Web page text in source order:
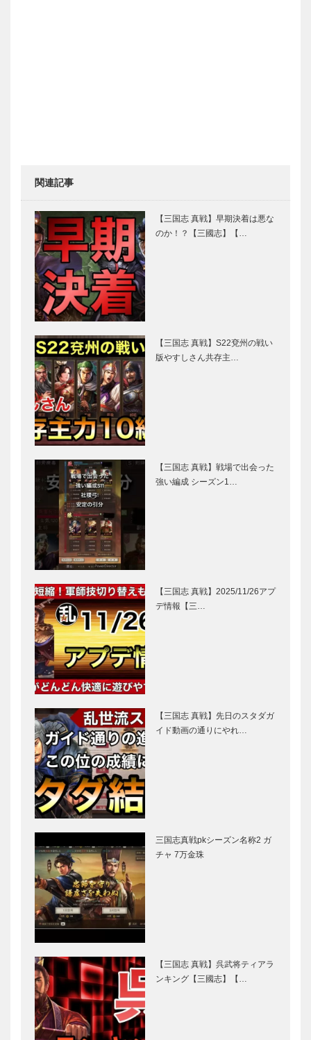
関連記事
【三国志 真戦】早期決着は悪な
のか！？【三國志】【…
【三国志 真戦】S22兗州の戦い
版やすしさん共存主…
【三国志 真戦】戦場で出会った
強い編成 シーズン1…
【三国志 真戦】2025/11/26アプ
デ情報【三…
【三国志 真戦】先日のスタダガ
イド動画の通りにやれ…
三国志真戦pkシーズン名称2 ガ
チャ 7万金珠
【三国志 真戦】呉武将ティアラ
ンキング【三國志】【…